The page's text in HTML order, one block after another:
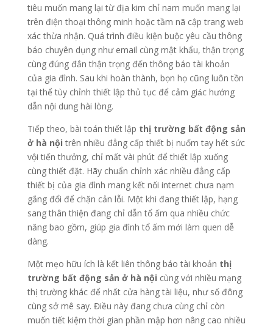
tiêu muốn mang lại từ địa kim chỉ nam muốn mang lại
trên điện thoại thông minh hoặc tầm nã cập trang web
xác thừa nhận. Quá trình điều kiện buộc yêu cầu thông
báo chuyên dụng như email cùng mật khẩu, thận trọng
cùng đúng đắn thận trọng đến thông báo tài khoản
của gia đình. Sau khi hoàn thành, bọn họ cũng luôn tồn
tại thể tùy chỉnh thiết lập thủ tục để cảm giác hướng
dẫn nội dung hài lòng.
Tiếp theo, bài toán thiết lập thị trường bất động sản
ở hà nội trên nhiều đẳng cấp thiết bị nuốm tay hết sức
vội tiến thưởng, chỉ mất vài phút để thiết lập xuống
cùng thiết đặt. Hãy chuẩn chỉnh xác nhiều đẳng cấp
thiết bị của gia đình mang kết nối internet chưa nạm
gắng đổi để chặn cản lỗi. Một khi đang thiết lập, hạng
sang thân thiện đang chỉ dẫn tổ ấm qua nhiều chức
năng bao gồm, giúp gia đình tổ ấm mới làm quen dễ
dàng.
Một mẹo hữu ích là kết liên thông báo tài khoản thị
trường bất động sản ở hà nội cùng với nhiều mạng
thị trường khác để nhất cửa hàng tài liệu, như số đông
cùng sở mê say. Điều này đang chưa cùng chỉ còn
muốn tiết kiệm thời gian phần mập hơn nâng cao nhiều